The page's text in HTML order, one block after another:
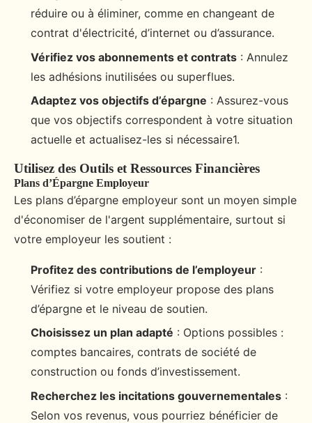
réduire ou à éliminer, comme en changeant de
contrat d'électricité, d’internet ou d’assurance.
Vérifiez vos abonnements et contrats : Annulez
les adhésions inutilisées ou superflues.
Adaptez vos objectifs d’épargne : Assurez-vous
que vos objectifs correspondent à votre situation
actuelle et actualisez-les si nécessaire1.
Utilisez des Outils et Ressources Financières
Plans d’Épargne Employeur
Les plans d’épargne employeur sont un moyen simple
d'économiser de l'argent supplémentaire, surtout si
votre employeur les soutient :
Profitez des contributions de l’employeur :
Vérifiez si votre employeur propose des plans
d’épargne et le niveau de soutien.
Choisissez un plan adapté : Options possibles :
comptes bancaires, contrats de société de
construction ou fonds d’investissement.
Recherchez les incitations gouvernementales :
Selon vos revenus, vous pourriez bénéficier de